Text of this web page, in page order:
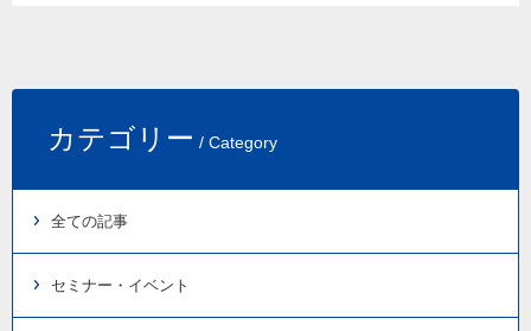
カテゴリー / Category
全ての記事
セミナー・イベント